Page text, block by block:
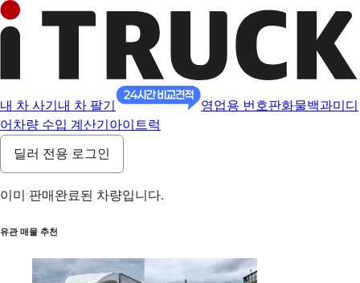
내 차 사기 내 차 팔기 영업용 번호판화물백과미디
어 차량 수입 계산기 아이트럭
딜러 전용 로그인
이미 판매완료된 차량입니다.
유관 매물 추천